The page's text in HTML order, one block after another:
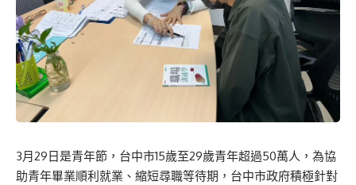
3月29日是青年節，台中市15歲至29歲青年超過50萬人，為協
助青年畢業順利就業、縮短尋職等待期，台中市政府積極針對